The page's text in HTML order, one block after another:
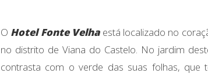
O Hotel Fonte Velhaestá localizado no
no distrito de Viana do Castelo. No jardim
contrasta com o verde das suas folhas, que